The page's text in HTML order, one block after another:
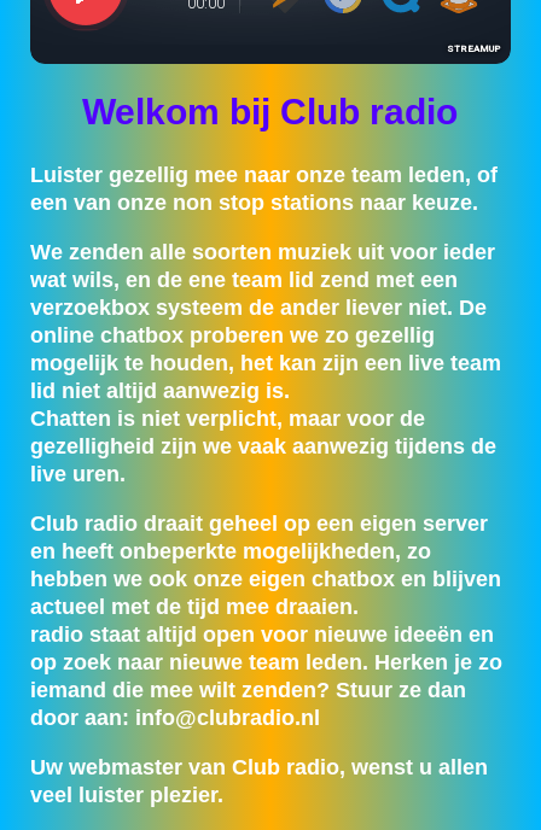
Welkom bij Club radio
Luister gezellig mee naar onze team leden, of
een van onze non stop stations naar keuze.
We zenden alle soorten muziek uit voor ieder
wat wils, en de ene team lid zend met een
verzoekbox systeem de ander liever niet. De
online chatbox proberen we zo gezellig
mogelijk te houden, het kan zijn een live team
lid niet altijd aanwezig is.
Chatten is niet verplicht, maar voor de
gezelligheid zijn we vaak aanwezig tijdens de
live uren.
Club radio draait geheel op een eigen server
en heeft onbeperkte mogelijkheden, zo
hebben we ook onze eigen chatbox en blijven
actueel met de tijd mee draaien.
radio staat altijd open voor nieuwe ideeën en
op zoek naar nieuwe team leden. Herken je zo
iemand die mee wilt zenden? Stuur ze dan
door aan: info@clubradio.nl
Uw webmaster van Club radio, wenst u allen
veel luister plezier.